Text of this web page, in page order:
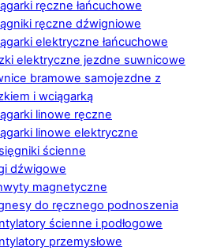
ręczne łańcuchowe
ręczne dźwigniowe
elektryczne łańcuchowe
elektryczne jezdne suwnicowe
bramowe samojezdne z
i wciągarką
linowe ręczne
linowe elektryczne
ścienne
dźwigowe
magnetyczne
do ręcznego podnoszenia
ścienne i podłogowe
przemysłowe